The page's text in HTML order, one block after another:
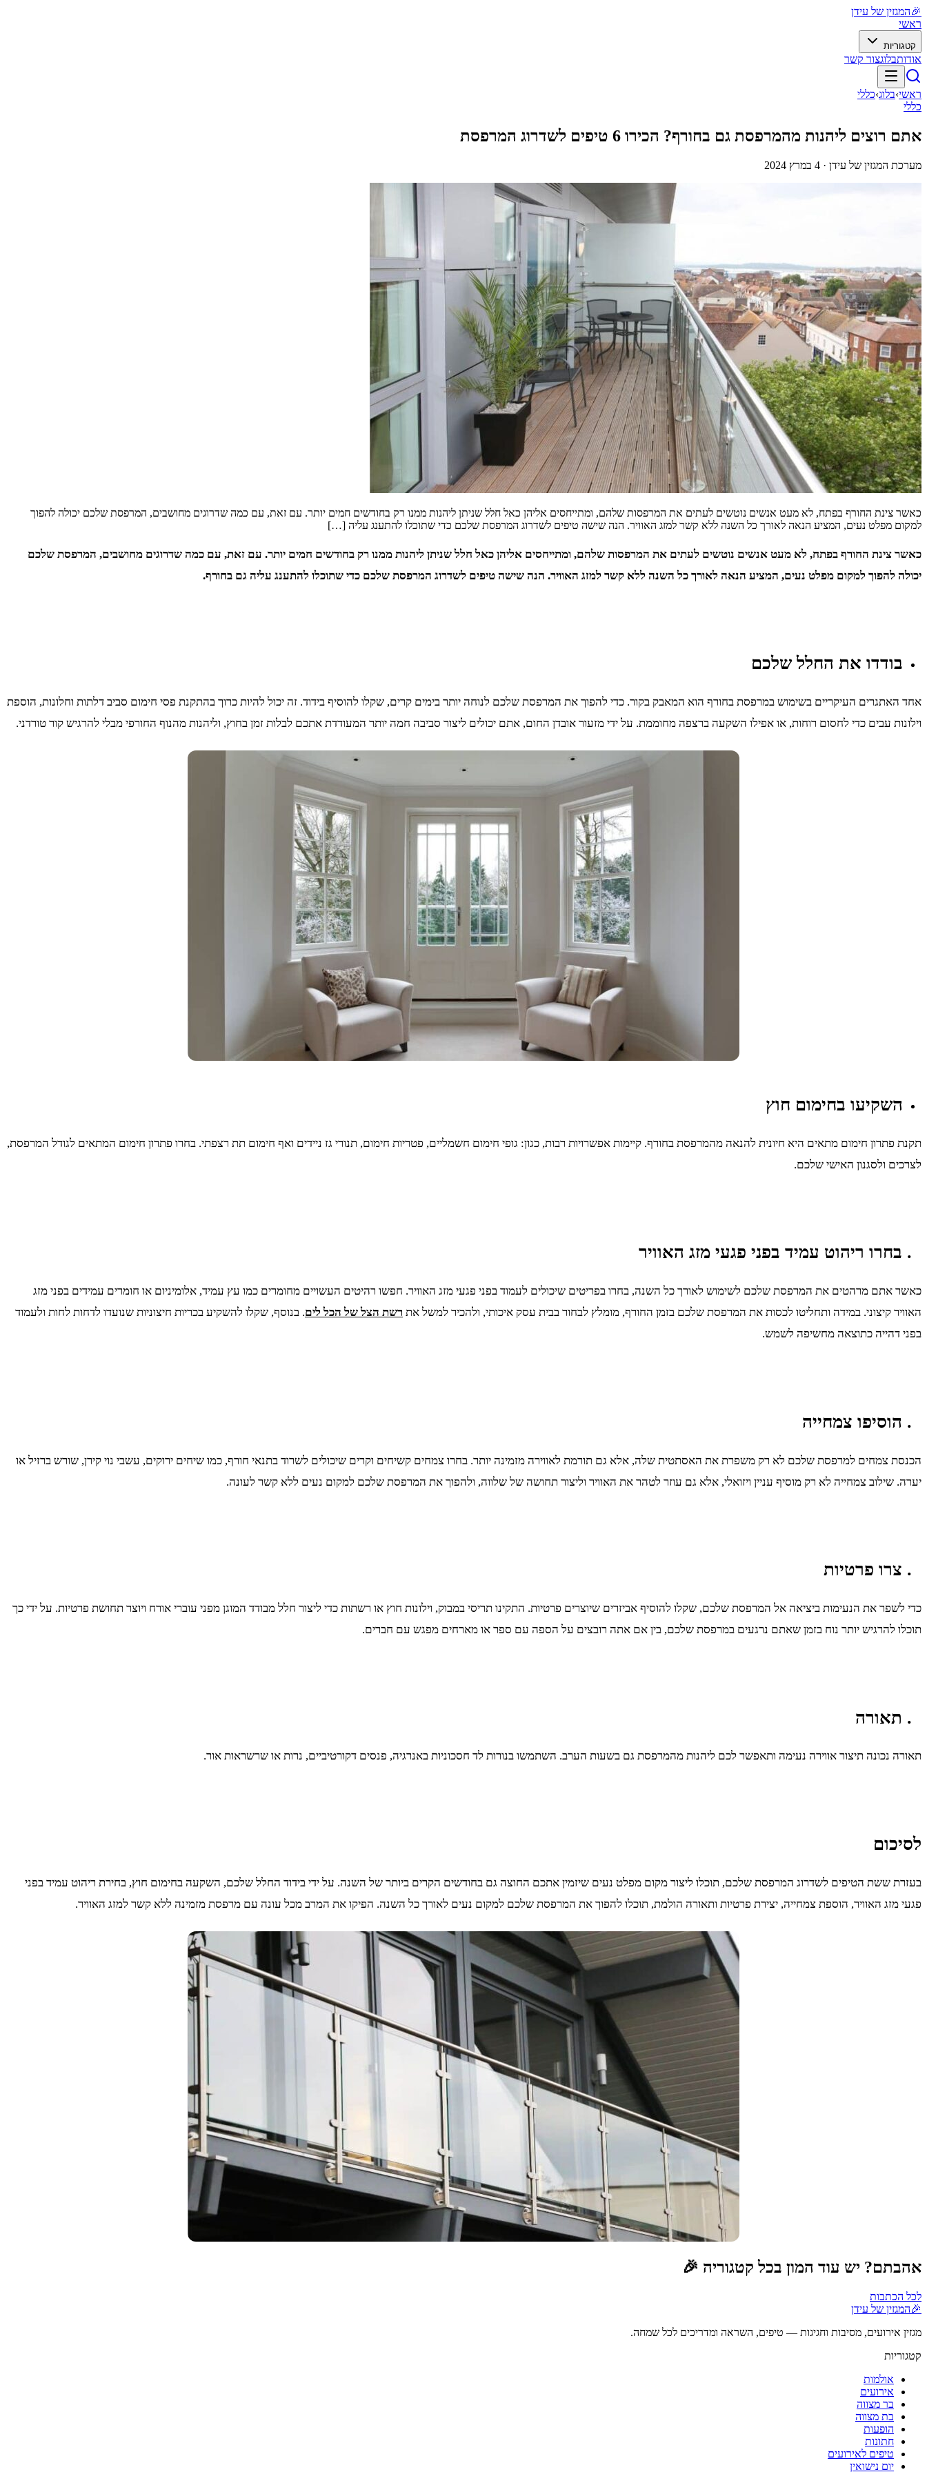
🎉המגזין של עידן
ראשי
קטגוריות
אודותבלוגצור קשר
ראשי›בלוג›כללי
כללי
אתם רוצים ליהנות מהמרפסת גם בחורף? הכירו 6 טיפים לשדרוג המרפסת
מערכת המגזין של עידן · 4 במרץ 2024
כאשר צינת החורף בפתח, לא מעט אנשים נוטשים לעתים את המרפסות שלהם, ומתייחסים אליהן כאל חלל שניתן ליהנות ממנו רק בחודשים חמים יותר. עם זאת, עם כמה שדרוגים מחושבים, המרפסת שלכם יכולה להפוך
למקום מפלט נעים, המציע הנאה לאורך כל השנה ללא קשר למזג האוויר. הנה שישה טיפים לשדרוג המרפסת שלכם כדי שתוכלו להתענג עליה […]
כאשר צינת החורף בפתח, לא מעט אנשים נוטשים לעתים את המרפסות שלהם, ומתייחסים אליהן כאל חלל שניתן ליהנות ממנו רק בחודשים חמים יותר. עם זאת, עם כמה שדרוגים מחושבים, המרפסת שלכם
יכולה להפוך למקום מפלט נעים, המציע הנאה לאורך כל השנה ללא קשר למזג האוויר. הנה שישה טיפים לשדרוג המרפסת שלכם כדי שתוכלו להתענג עליה גם בחורף.
בודדו את החלל שלכם
אחד האתגרים העיקריים בשימוש במרפסת בחורף הוא המאבק בקור. כדי להפוך את המרפסת שלכם לנוחה יותר בימים קרים, שקלו להוסיף בידוד. זה יכול להיות כרוך בהתקנת פסי חימום סביב דלתות וחלונות, הוספת
וילונות עבים כדי לחסום רוחות, או אפילו השקעה ברצפה מחוממת. על ידי מזעור אובדן החום, אתם יכולים ליצור סביבה חמה יותר המעודדת אתכם לבלות זמן בחוץ, וליהנות מהנוף החורפי מבלי להרגיש קור טורדני.
השקיעו בחימום חוץ
תקנת פתרון חימום מתאים היא חיונית להנאה מהמרפסת בחורף. קיימות אפשרויות רבות, כגון: גופי חימום חשמליים, פטריות חימום, תנורי גז ניידים ואף חימום תת רצפתי. בחרו פתרון חימום המתאים לגודל המרפסת,
לצרכים ולסגנון האישי שלכם.
. בחרו ריהוט עמיד בפני פגעי מזג האוויר
כאשר אתם מרהטים את המרפסת שלכם לשימוש לאורך כל השנה, בחרו בפריטים שיכולים לעמוד בפני פגעי מזג האוויר. חפשו רהיטים העשויים מחומרים כמו עץ עמיד, אלומיניום או חומרים עמידים בפני מזג
האוויר קיצוני. במידה ותחליטו לכסות את המרפסת שלכם בזמן החורף, מומלץ לבחור בבית עסק איכותי, ולהכיר למשל את רשת הצל של הכל לים. בנוסף, שקלו להשקיע בכריות חיצוניות שנועדו לדחות לחות ולעמוד
בפני דהייה כתוצאה מחשיפה לשמש.
. הוסיפו צמחייה
הכנסת צמחים למרפסת שלכם לא רק משפרת את האסתטית שלה, אלא גם תורמת לאווירה מזמינה יותר. בחרו צמחים קשיחים וקרים שיכולים לשרוד בתנאי חורף, כמו שיחים ירוקים, עשבי נוי קירן, שורש ברזיל או
יערה. שילוב צמחייה לא רק מוסיף עניין ויזואלי, אלא גם עוזר לטהר את האוויר וליצור תחושה של שלווה, ולהפוך את המרפסת שלכם למקום נעים ללא קשר לעונה.
. צרו פרטיות
כדי לשפר את הנעימות ביציאה אל המרפסת שלכם, שקלו להוסיף אביזרים שיוצרים פרטיות. התקינו תריסי במבוק, וילונות חוץ או רשתות כדי ליצור חלל מבודד המוגן מפני עוברי אורח ויוצר תחושת פרטיות. על ידי כך
תוכלו להרגיש יותר נוח בזמן שאתם נרגעים במרפסת שלכם, בין אם אתה רובצים על הספה עם ספר או מארחים מפגש עם חברים.
. תאורה
תאורה נכונה תיצור אווירה נעימה ותאפשר לכם ליהנות מהמרפסת גם בשעות הערב. השתמשו בנורות לד חסכוניות באנרגיה, פנסים דקורטיביים, נרות או שרשראות אור.
לסיכום
בעזרת ששת הטיפים לשדרוג המרפסת שלכם, תוכלו ליצור מקום מפלט נעים שיזמין אתכם החוצה גם בחודשים הקרים ביותר של השנה. על ידי בידוד החלל שלכם, השקעה בחימום חוץ, בחירת ריהוט עמיד בפני
פגעי מזג האוויר, הוספת צמחייה, יצירת פרטיות ותאורה הולמת, תוכלו להפוך את המרפסת שלכם למקום נעים לאורך כל השנה. הפיקו את המרב מכל עונה עם מרפסת מזמינה ללא קשר למזג האוויר.
אהבתם? יש עוד המון בכל קטגוריה 🎉
לכל הכתבות
🎉המגזין של עידן
מגזין אירועים, מסיבות וחגיגות — טיפים, השראה ומדריכים לכל שמחה.
קטגוריות
אולמות
אירועים
בר מצווה
בת מצווה
הופעות
חתונות
טיפים לאירועים
יום נישואין